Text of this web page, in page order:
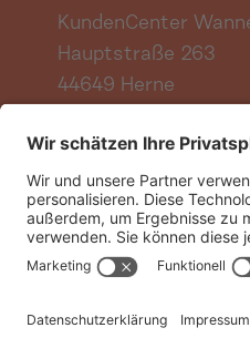
KundenCenter
Hauptstraße 263
44649 Herne
Vertrag hier